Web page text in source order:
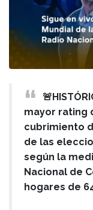
mayor rating
cubrimiento
de las
según la
Nacional de
hogares de